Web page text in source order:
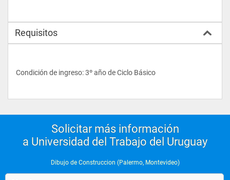
Requisitos
Condición de ingreso: 3º año de Ciclo Básico
Solicitar más información
a Universidad del Trabajo del Uruguay
Dibujo de Construccion (Palermo, Montevideo)